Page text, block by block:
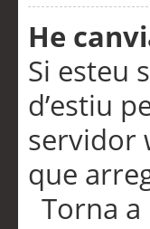
He
Si esteu
d’estiu
servidor
que
Torna a